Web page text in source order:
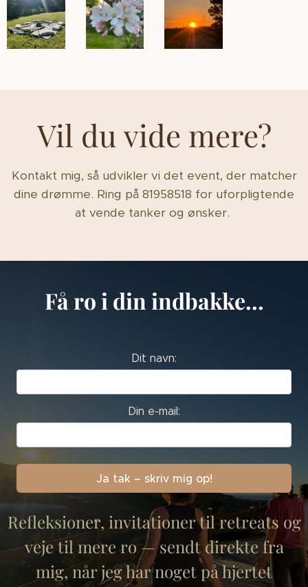
Vil du vide mere?
Kontakt mig, så udvikler vi det event, der matcher
dine drømme. Ring på 81958518 for uforpligtende
at vende tanker og ønsker.
Få ro i din indbakke...
Dit navn:
Din e-mail:
Refleksioner, invitationer til retreats og
veje til mere ro — sendt direkte fra
mig, når jeg har noget på hjertet